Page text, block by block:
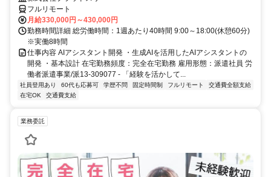
フルリモート
月給330,000円～430,000円
勤務時間詳細 総労働時間：1週あたり40時間 9:00～18:00(休憩60分)
※実働8時間
仕事内容 AIアシスタント開発 ・生成AIを活用したAIアシスタントの
開発 ・基本設計 在宅勤務頻度：完全在宅勤務 雇用形態：派遣社員 労
働者派遣事業/派13-309077 - 「経験を活かして...
社員登用あり 60代も応募可 学歴不問 固定時間制 フルリモート
交通費全額支給
在宅OK
交通費支給
業務委託